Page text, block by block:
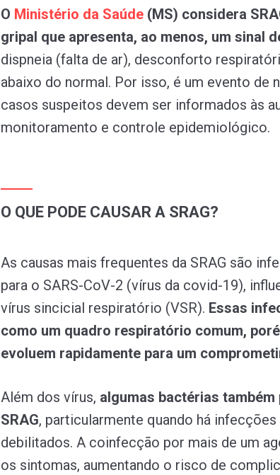
O Ministério da Saúde (MS) considera
gripal que apresenta, ao menos, um sinal
dispneia (falta de ar), desconforto
abaixo do normal. Por isso, é um evento de
casos suspeitos devem ser informados às
monitoramento e controle epidemiológico.
O QUE PODE CAUSAR A SRAG?
As causas mais frequentes da SRAG são
para o SARS-CoV-2 (vírus da covid-19),
vírus sincicial respiratório (VSR). Essas
como um quadro respiratório comum,
evoluem rapidamente para um
Além dos vírus, algumas bactérias
SRAG, particularmente quando há
debilitados. A coinfecção por mais de um
os sintomas, aumentando o risco de